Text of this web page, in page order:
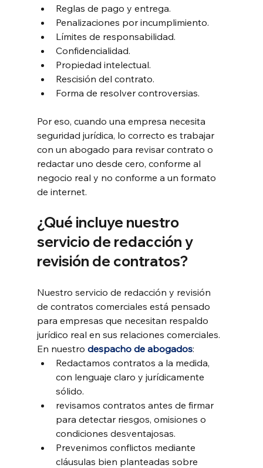
Reglas de pago y entrega.
Penalizaciones por incumplimiento.
Límites de responsabilidad.
Confidencialidad.
Propiedad intelectual.
Rescisión del contrato.
Forma de resolver controversias.
Por eso, cuando una empresa necesita
seguridad jurídica, lo correcto es trabajar
con un abogado para revisar contrato o
redactar uno desde cero, conforme al
negocio real y no conforme a un formato
de internet.
¿Qué incluye nuestro
servicio de redacción y
revisión de contratos?
Nuestro servicio de redacción y revisión
de contratos comerciales está pensado
para empresas que necesitan respaldo
jurídico real en sus relaciones comerciales.
En nuestro despacho de abogados:
Redactamos contratos a la medida,
con lenguaje claro y jurídicamente
sólido.
revisamos contratos antes de firmar
para detectar riesgos, omisiones o
condiciones desventajosas.
Prevenimos conflictos mediante
cláusulas bien planteadas sobre